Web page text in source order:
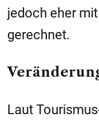
jedoch eher
gerechnet.
Laut